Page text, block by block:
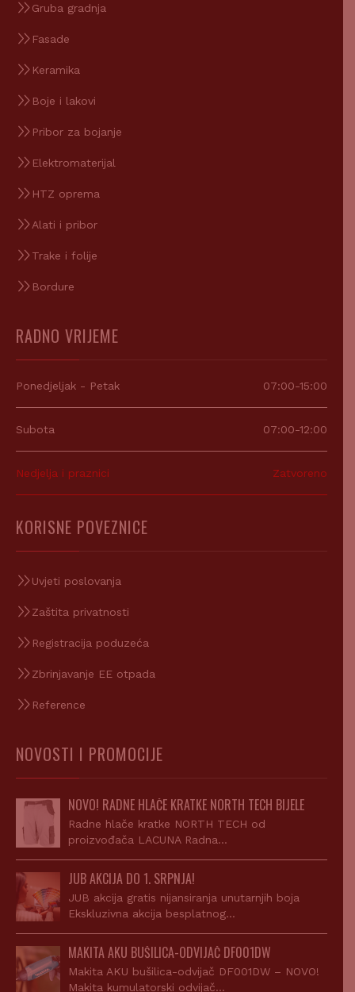
Gruba gradnja
Fasade
Keramika
Boje i lakovi
Pribor za bojanje
Elektromaterijal
HTZ oprema
Alati i pribor
Trake i folije
Bordure
RADNO VRIJEME
Ponedjeljak - Petak 07:00-15:00
Subota 07:00-12:00
Nedjelja i praznici Zatvoreno
KORISNE POVEZNICE
Uvjeti poslovanja
Zaštita privatnosti
Registracija poduzeća
Zbrinjavanje EE otpada
Reference
NOVOSTI I PROMOCIJE
NOVO! RADNE HLAČE KRATKE NORTH TECH BIJELE
Radne hlače kratke NORTH TECH od
proizvođača LACUNA Radna…
JUB AKCIJA DO 1. SRPNJA!
JUB akcija gratis nijansiranja unutarnjih boja
Ekskluzivna akcija besplatnog…
MAKITA AKU BUŠILICA-ODVIJAČ DF001DW
Makita AKU bušilica-odvijač DF001DW – NOVO!
Makita kumulatorski odvijač…